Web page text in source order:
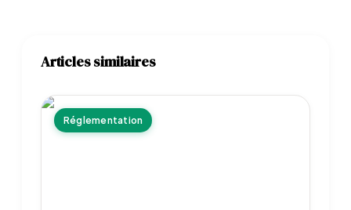
Articles similaires
Réglementation